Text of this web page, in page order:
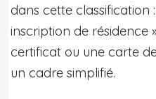
dans cette classification
inscription de résidence
certificat ou une carte
un cadre simplifié.